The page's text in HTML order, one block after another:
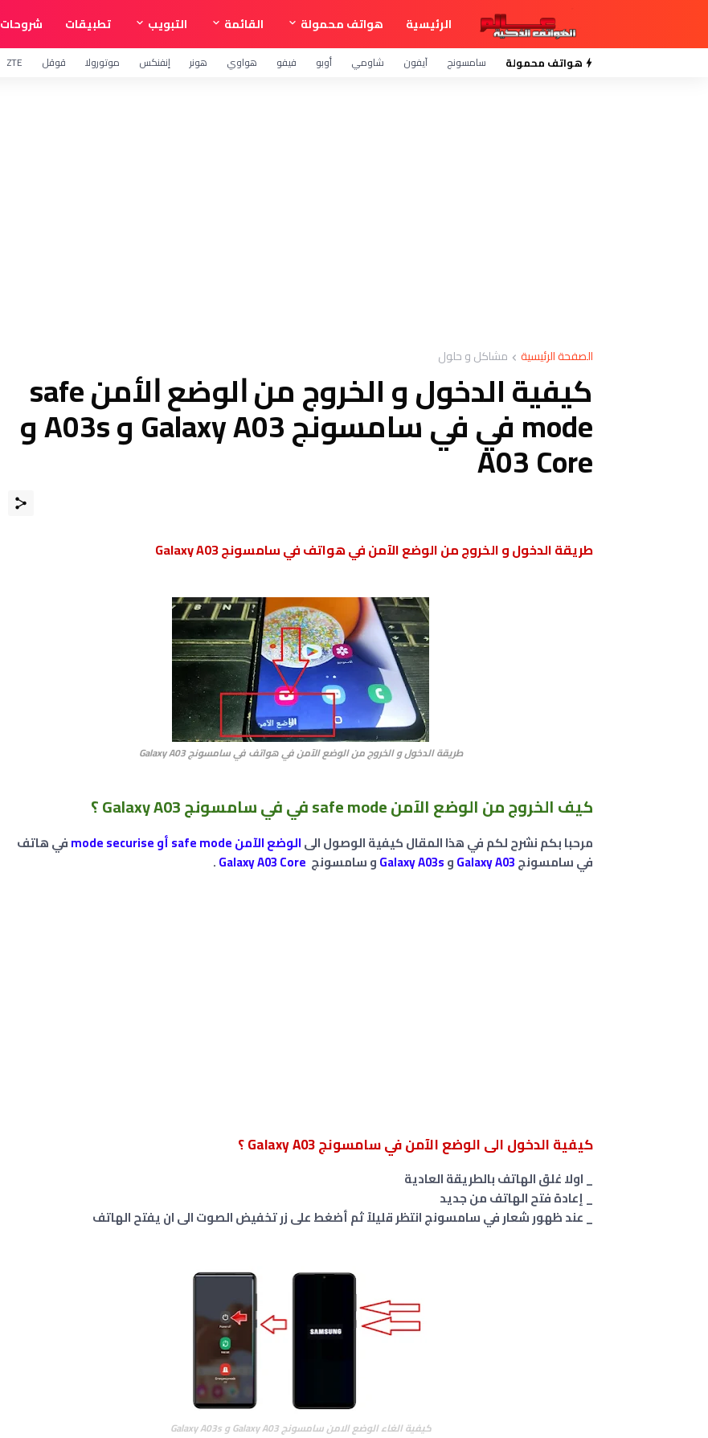
الرئيسية هواتف محمولة القائمة التبويب تطبيقات شروحات
هواتف محمولة سامسونج آيفون شاومي أوبو فيفو هواوي هونر إنفنكس موتورولا قوقل ZTE
الصفحة الرئيسية مشاكل و حلول
كيفية الدخول و الخروج من ﺍﻟﻮﺿﻊ ﺍﻷﻣﻦ safe
mode في في سامسونج Galaxy A03 و A03s و
A03 Core
طريقة الدخول و الخروج من الوضع الآمن في هواتف في سامسونج Galaxy A03
طريقة الدخول و الخروج من الوضع الآمن في هواتف في سامسونج Galaxy A03
كيف الخروج من الوضع الآمن safe mode في في سامسونج Galaxy A03 ؟
مرحبا بكم نشرح لكم في هذا المقال كيفية الوصول الىالوضع الآمن safe mode أو mode securise
في هاتف
في سامسونجGalaxy A03وGalaxy A03sو سامسونج Galaxy A03 Core
.
كيفية الدخول الى الوضع الآمن في سامسونج Galaxy A03 ؟
_ اولا غلق الهاتف بالطريقة العادية
_ إعادة فتح الهاتف من جديد
_ عند ظهور شعار في سامسونج انتظر قليلاً ثم أضغط على زر تخفيض الصوت الى ان يفتح الهاتف
كيفية الغاء الوضع الامن سامسونج Galaxy A03 و Galaxy A03s